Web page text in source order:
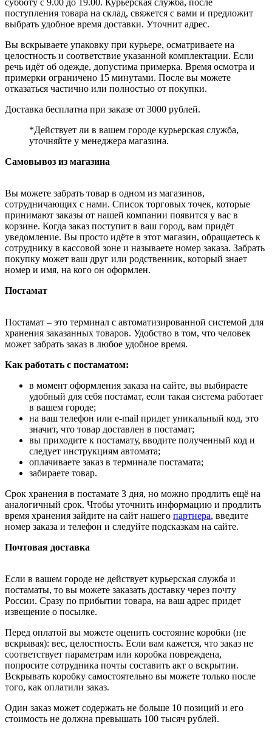
поступления товара на склад, свяжется с вами и предложит
выбрать удобное время доставки. Уточнит адрес.
Вы вскрываете упаковку при курьере, осматриваете на
целостность и соответствие указанной комплектации. Если
речь идёт об одежде, допустима примерка. Время осмотра и
примерки ограничено 15 минутами. После вы можете
отказаться частично или полностью от покупки.
Доставка бесплатна при заказе от 3000 рублей.
*Действует ли в вашем городе курьерская служба,
уточняйте у менеджера магазина.
Самовывоз из магазина
Вы можете забрать товар в одном из магазинов,
сотрудничающих с нами. Список торговых точек, которые
принимают заказы от нашей компании появится у вас в
корзине. Когда заказ поступит в ваш город, вам придёт
уведомление. Вы просто идёте в этот магазин, обращаетесь к
сотруднику в кассовой зоне и называете номер заказа. Забрать
покупку может ваш друг или родственник, который знает
номер и имя, на кого он оформлен.
Постамат
Постамат – это терминал с автоматизированной системой для
хранения заказанных товаров. Удобство в том, что человек
может забрать заказ в любое удобное время.
Как работать с постаматом:
в момент оформления заказа на сайте, вы выбираете
удобный для себя постамат, если такая система работает
в вашем городе;
на ваш телефон или e-mail придет уникальный код, это
значит, что товар доставлен в постамат;
вы приходите к постамату, вводите полученный код и
следует инструкциям автомата;
оплачиваете заказ в терминале постамата;
забираете товар.
Срок хранения в постамате 3 дня, но можно продлить ещё на
аналогичный срок. Чтобы уточнить информацию и продлить
время хранения зайдите на сайт нашего партнера, введите
номер заказа и телефон и следуйте подсказкам на сайте.
Почтовая доставка
Если в вашем городе не действует курьерская служба и
постаматы, то вы можете заказать доставку через почту
России. Сразу по прибытии товара, на ваш адрес придет
извещение о посылке.
Перед оплатой вы можете оценить состояние коробки (не
вскрывая): вес, целостность. Если вам кажется, что заказ не
соответствует параметрам или коробка повреждена,
попросите сотрудника почты составить акт о вскрытии.
Вскрывать коробку самостоятельно вы можете только после
того, как оплатили заказ.
Один заказ может содержать не больше 10 позиций и его
стоимость не должна превышать 100 тысяч рублей.